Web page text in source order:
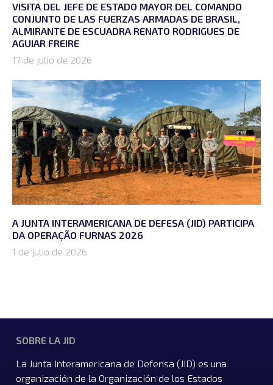
VISITA DEL JEFE DE ESTADO MAYOR DEL COMANDO
CONJUNTO DE LAS FUERZAS ARMADAS DE BRASIL,
ALMIRANTE DE ESCUADRA RENATO RODRIGUES DE
AGUIAR FREIRE
17 de julio de 2026
A JUNTA INTERAMERICANA DE DEFESA (JID) PARTICIPA
DA OPERAÇÃO FURNAS 2026
1 de julio de 2026
SOBRE LA JID
La Junta Interamericana de Defensa (JID) es una
organización de la Organización de los Estados